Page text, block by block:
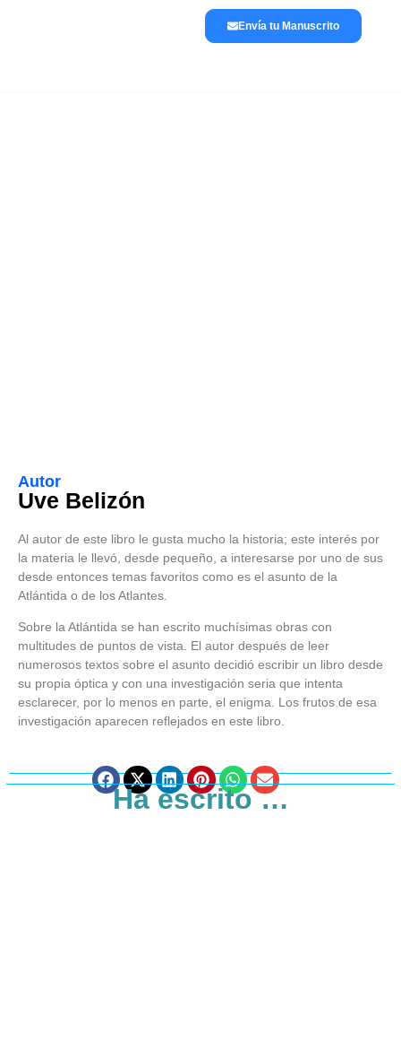
Envía tu Manuscrito
Autor
Uve Belizón
Al autor de este libro le gusta mucho la historia; este interés por
la materia le llevó, desde pequeño, a interesarse por uno de sus
desde entonces temas favoritos como es el asunto de la
Atlántida o de los Atlantes.
Sobre la Atlántida se han escrito muchísimas obras con
multitudes de puntos de vista. El autor después de leer
numerosos textos sobre el asunto decidió escribir un libro desde
su propia óptica y con una investigación seria que intenta
esclarecer, por lo menos en parte, el enigma. Los frutos de esa
investigación aparecen reflejados en este libro.
Ha escrito …